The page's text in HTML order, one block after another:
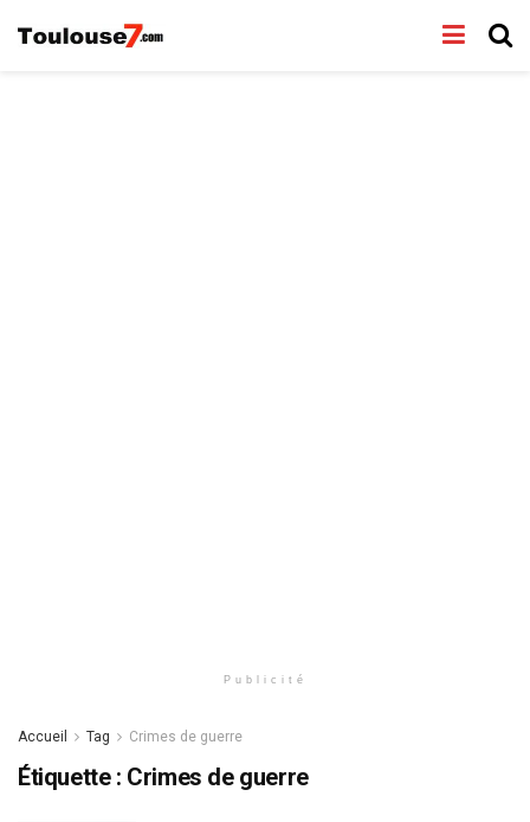
Publicité
Accueil Tag Crimes de guerre
Étiquette : Crimes de guerre